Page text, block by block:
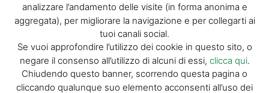
© GIORGIO TESI EDITRICE S.R.L. | P.IVA
01732650476 | VIA DI BADIA 14 – 51100 LOC.
BOTTEGONE (PISTOIA) |POWERED BY
analizzare l’andamento delle visite (in forma anonima e
aggregata), per migliorare la navigazione e per collegarti ai
tuoi canali social.
Se vuoi approfondire l’utilizzo dei cookie in questo sito, o
negare il consenso all’utilizzo di alcuni di essi, clicca qui.
Chiudendo questo banner, scorrendo questa pagina o
cliccando qualunque suo elemento acconsenti all’uso dei